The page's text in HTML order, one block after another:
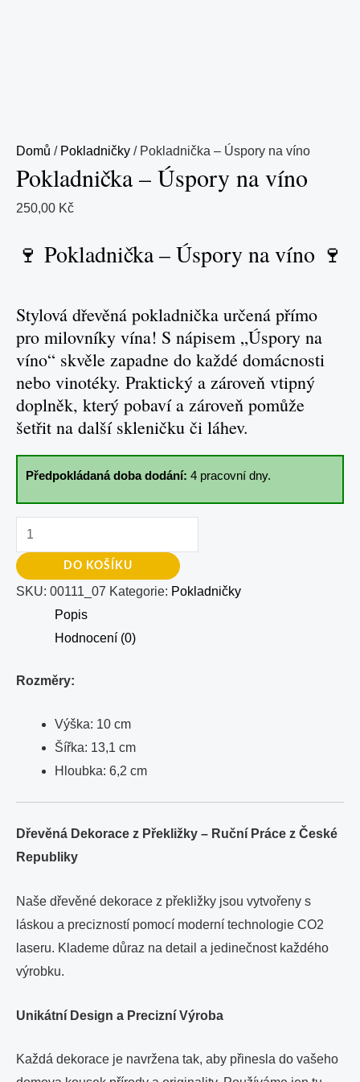
Domů / Pokladničky / Pokladnička – Úspory na víno
Pokladnička – Úspory na víno
250,00 Kč
🍷 Pokladnička – Úspory na víno 🍷
Stylová dřevěná pokladnička určená přímo
pro milovníky vína! S nápisem „Úspory na
víno“ skvěle zapadne do každé domácnosti
nebo vinotéky. Praktický a zároveň vtipný
doplněk, který pobaví a zároveň pomůže
šetřit na další skleničku či láhev.
Předpokládaná doba dodání: 4 pracovní dny.
DO KOŠÍKU
SKU: 00111_07 Kategorie: Pokladničky
Popis
Hodnocení (0)
Rozměry:
Výška: 10 cm
Šířka: 13,1 cm
Hloubka: 6,2 cm
Dřevěná Dekorace z Překližky – Ruční Práce z České
Republiky
Naše dřevěné dekorace z překližky jsou vytvořeny s
láskou a precizností pomocí moderní technologie CO2
laseru. Klademe důraz na detail a jedinečnost každého
výrobku.
Unikátní Design a Precizní Výroba
Každá dekorace je navržena tak, aby přinesla do vašeho